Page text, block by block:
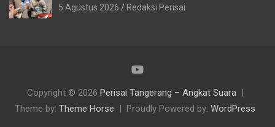
5 Agustus 2026 Redaksi Perisai
Copyright © 2026 Perisai Tangerang – Angkat Suara
Theme by: Theme Horse Proudly Powered by: WordPress